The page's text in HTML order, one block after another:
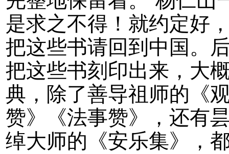
是求之不得！就约定好
把这些书请回到中国。
把这些书刻印出来，大
典，除了善导祖师的《
赞》《法事赞》，还有
绰大师的《安乐集》，